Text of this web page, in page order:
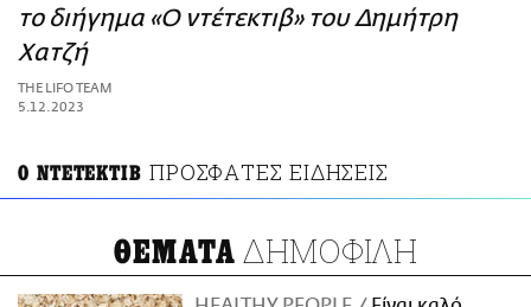
το διήγημα «Ο ντέτεκτιβ» του Δημήτρη
Χατζή
THE LIFO TEAM
5.12.2023
Ο ΝΤΕΤΕΚΤΙΒ ΠΡΟΣΦΑΤΕΣ ΕΙΔΗΣΕΙΣ
ΘΕΜΑΤΑ ΔΗΜΟΦΙΛΗ